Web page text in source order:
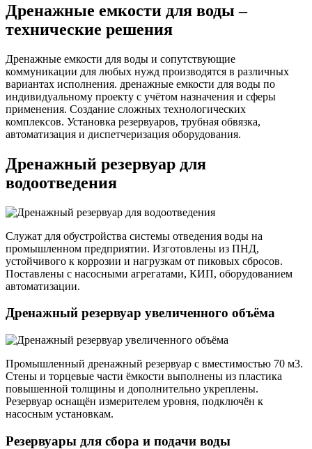
Дренажные емкости для воды –
технические решения
Дренажные емкости для воды и сопутствующие
коммуникации для любых нужд производятся в различных
вариантах исполнения. дренажные емкости для воды по
индивидуальному проекту с учётом назначения и сферы
применения. Создание сложных технологических
комплексов. Установка резервуаров, трубная обвязка,
автоматизация и диспетчеризация оборудования.
Дренажный резервуар для
водоотведения
Служат для обустройства системы отведения воды на
промышленном предприятии. Изготовлены из ПНД,
устойчивого к коррозии и нагрузкам от пиковых сбросов.
Поставлены с насосными агрегатами, КИП, оборудованием
автоматизации.
Дренажный резервуар увеличенного объёма
Промышленный дренажный резервуар с вместимостью 70 м3.
Стены и торцевые части ёмкости выполнены из пластика
повышенной толщины и дополнительно укреплены.
Резервуар оснащён измерителем уровня, подключён к
насосным установкам.
Резервуары для сбора и подачи воды